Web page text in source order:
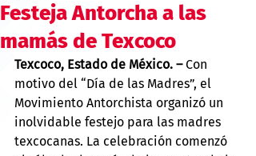
Festeja Antorcha a las
mamás de Texcoco
Texcoco, Estado de México. – Con
motivo del “Día de las Madres”, el
Movimiento Antorchista organizó un
inolvidable festejo para las madres
texcocanas. La celebración comenzó